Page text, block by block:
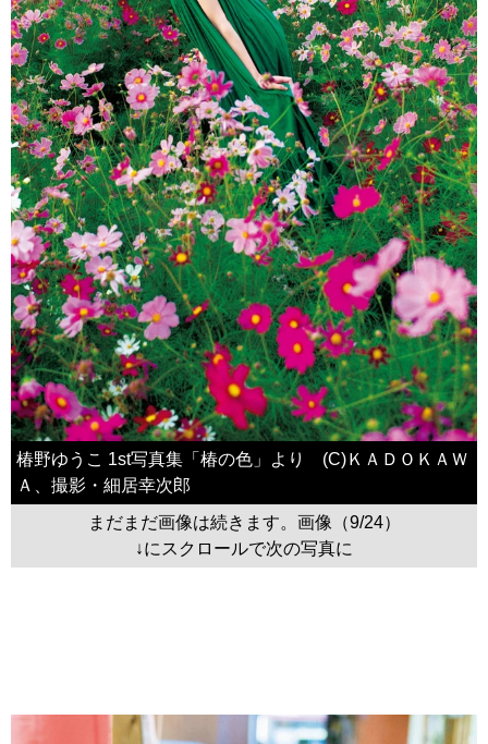
椿野ゆうこ 1st写真集「椿の色」より (C)ＫＡＤＯＫＡＷ
Ａ、撮影・細居幸次郎
まだまだ画像は続きます。画像（9/24）
↓にスクロールで次の写真に